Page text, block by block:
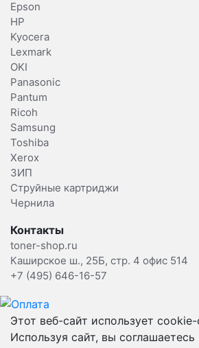
Epson
HP
Kyocera
Lexmark
OKI
Panasonic
Pantum
Ricoh
Samsung
Toshiba
Xerox
ЗИП
Струйные картриджи
Чернила
Контакты
toner-shop.ru
Каширское ш., 25Б, стр. 4 офис 514
+7 (495) 646-16-57
Этот веб-сайт использует
Используя сайт, вы соглашаетесь